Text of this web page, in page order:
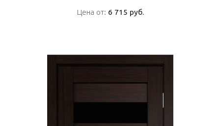
Цена от: 6 715 руб.
Цена от: 6 715 руб.